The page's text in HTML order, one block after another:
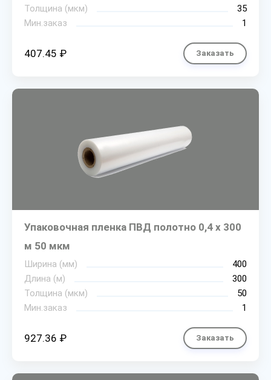
Толщина (мкм)
35
Мин.заказ
1
407.45 ₽ Заказать
Упаковочная пленка ПВД полотно 0,4 х 300
м 50 мкм
Ширина (мм)
400
Длина (м)
300
Толщина (мкм)
50
Мин.заказ
1
927.36 ₽ Заказать